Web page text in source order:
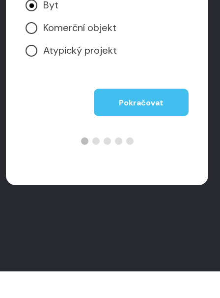
Byt
Komerční objekt
Atypický projekt
Pokračovat